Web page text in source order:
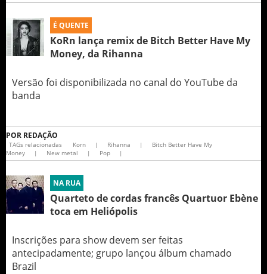
É QUENTE
KoRn lança remix de Bitch Better Have My
Money, da Rihanna
Versão foi disponibilizada no canal do YouTube da
banda
POR REDAÇÃO
TAGs relacionadas Korn | Rihanna |
Bitch Better Have My
Money
| New metal | Pop |
NA RUA
Quarteto de cordas francês Quartuor Ebène
toca em Heliópolis
Inscrições para show devem ser feitas
antecipadamente; grupo lançou álbum chamado
Brazil